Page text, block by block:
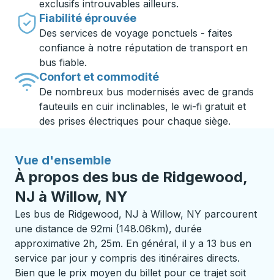
exclusifs introuvables ailleurs.
Fiabilité éprouvée
Des services de voyage ponctuels - faites
confiance à notre réputation de transport en
bus fiable.
Confort et commodité
De nombreux bus modernisés avec de grands
fauteuils en cuir inclinables, le wi-fi gratuit et
des prises électriques pour chaque siège.
Vue d'ensemble
À propos des bus de Ridgewood,
NJ à Willow, NY
Les bus de Ridgewood, NJ à Willow, NY parcourent
une distance de 92mi (148.06km), durée
approximative 2h, 25m. En général, il y a 13 bus en
service par jour y compris des itinéraires directs.
Bien que le prix moyen du billet pour ce trajet soit